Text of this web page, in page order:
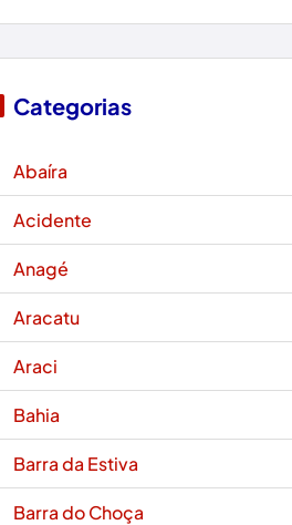
Categorias
Abaíra
Acidente
Anagé
Aracatu
Araci
Bahia
Barra da Estiva
Barra do Choça